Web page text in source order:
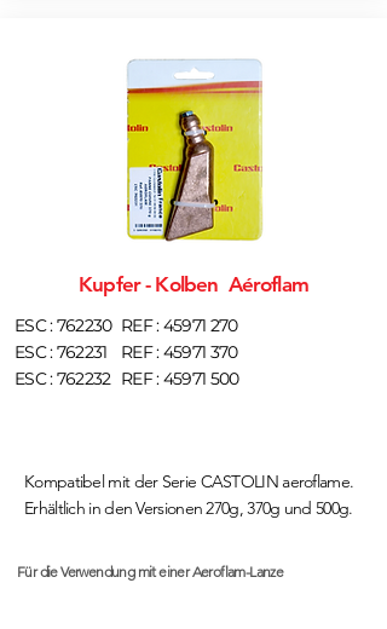
Kupfer - Kolben Aéroflam
ESC : 762230
ESC : 762231
ESC : 762232
REF :45971 270
REF :45971 370
REF :45971 500
Kompatibel mit der Serie CASTOLIN aeroflame.
Erhältlich in den Versionen 270g, 370g und 500g.
Für die Verwendung mit einer Aeroflam-Lanze